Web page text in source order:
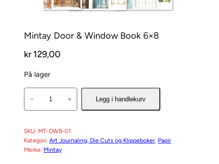
Mintay Door & Window Book 6×8
kr129,00
På lager
t
a
y
− + Legg i handlekurv
SKU: MT-DWB-01
Kategori: Art Journaling, Die Cuts og Klippeboker, Papir
Merke: Mintay